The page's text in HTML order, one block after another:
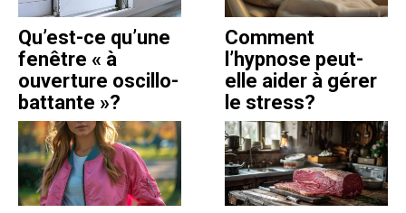
Qu’est-ce qu’une
fenêtre « à
ouverture oscillo-
battante »?
Comment
l’hypnose peut-
elle aider à gérer
le stress?